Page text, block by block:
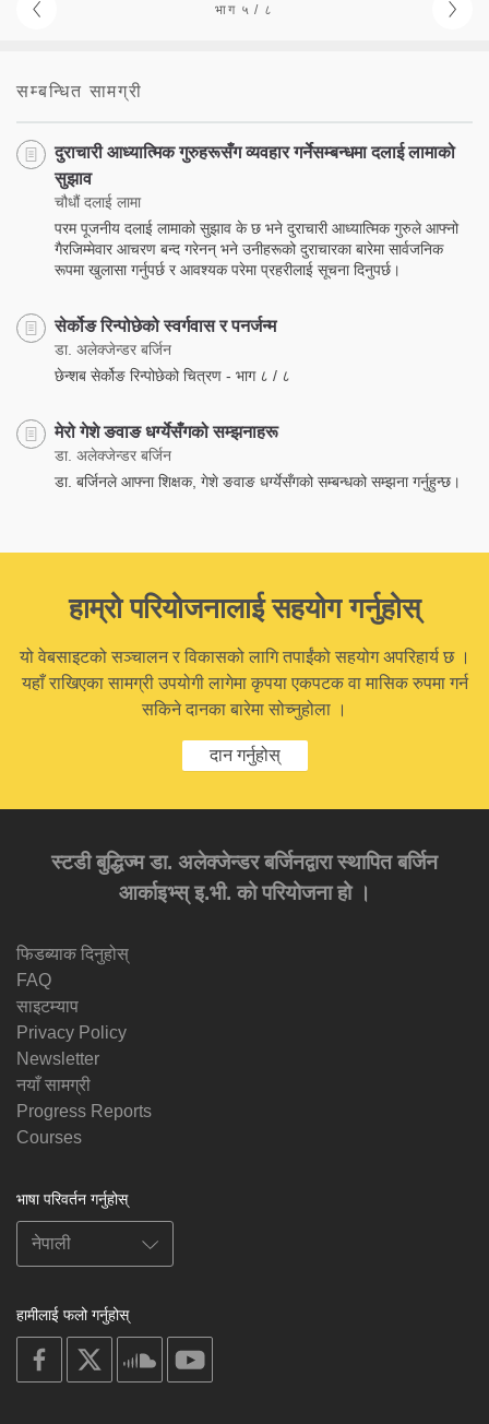
भाग ५ / ८
सम्बन्धित सामग्री
दुराचारी आध्यात्मिक गुरुहरूसँग व्यवहार गर्नेसम्बन्धमा दलाई लामाको
सुझाव
चौधौं दलाई लामा
परम पूजनीय दलाई लामाको सुझाव के छ भने दुराचारी आध्यात्मिक गुरुले आफ्नो
गैरजिम्मेवार आचरण बन्द गरेनन् भने उनीहरूको दुराचारका बारेमा सार्वजनिक
रूपमा खुलासा गर्नुपर्छ र आवश्यक परेमा प्रहरीलाई सूचना दिनुपर्छ।
सेर्कोङ रिन्पोछेको स्वर्गवास र पनर्जन्म
डा. अलेक्जेन्डर बर्जिन
छेन्शब सेर्कोङ रिन्पोछेको चित्रण - भाग ८ / ८
मेरो गेशे ङवाङ धर्ग्येसँगको सम्झनाहरू
डा. अलेक्जेन्डर बर्जिन
डा. बर्जिनले आफ्ना शिक्षक, गेशे ङवाङ धर्ग्येसँगको सम्बन्धको सम्झना गर्नुहुन्छ।
हाम्रो परियोजनालाई सहयोग गर्नुहोस्
यो वेबसाइटको सञ्चालन र विकासको लागि तपाईंको सहयोग अपरिहार्य छ ।
यहाँ राखिएका सामग्री उपयोगी लागेमा कृपया एकपटक वा मासिक रुपमा गर्न
सकिने दानका बारेमा सोच्नुहोला ।
दान गर्नुहोस्
स्टडी बुद्धिज्म डा. अलेक्जेन्डर बर्जिनद्वारा स्थापित बर्जिन
आर्काइभ्स् इ.भी. को परियोजना हो ।
फिडब्याक दिनुहोस्
FAQ
साइटम्याप
Privacy Policy
Newsletter
नयाँ सामग्री
Progress Reports
Courses
भाषा परिवर्तन गर्नुहोस्
हामीलाई फलो गर्नुहोस्
on
facebook
soundcloud